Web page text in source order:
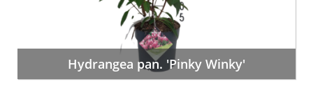
Hydrangea pan. 'Pinky Winky'